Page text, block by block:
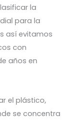
la
para la
así evitamos
con
años en
el plástico,
se concentra